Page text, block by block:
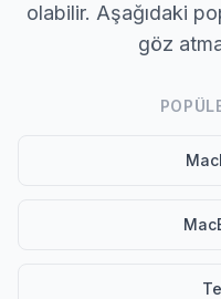
olabilir. Aşağıdaki
göz